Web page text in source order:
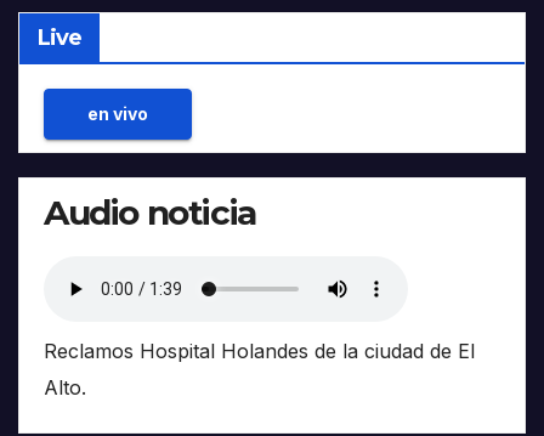
Live
en vivo
Audio noticia
Reclamos Hospital Holandes de la ciudad de El
Alto.